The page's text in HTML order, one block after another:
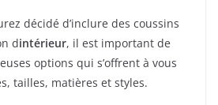
décidé d’inclure des coussins
dintérieur, il est important de
options qui s’offrent à vous
tailles, matières et styles.